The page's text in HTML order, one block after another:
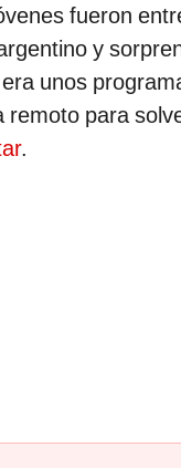
fueron
y
unos
remoto para
.